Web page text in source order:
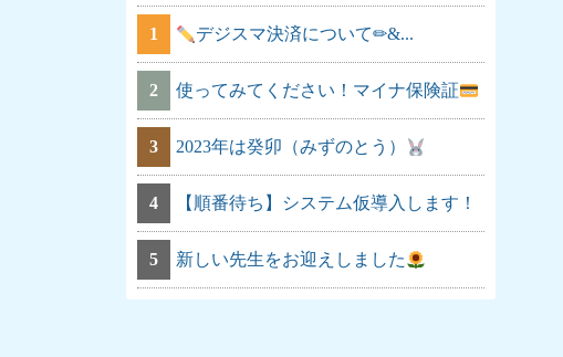
1 デジスマ決済について✏&...
2 使ってみてください！マイナ保険証
3 2023年は癸卯（みずのとう）
4 【順番待ち】システム仮導入します！
5 新しい先生をお迎えしました